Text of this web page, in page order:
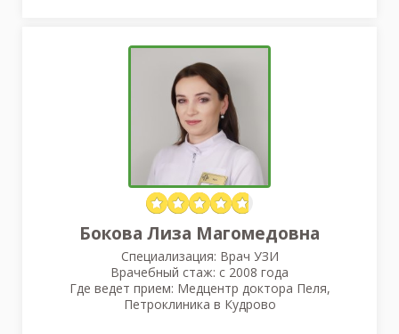
Бокова Лиза Магомедовна
Специализация: Врач УЗИ
Врачебный стаж: с 2008 года
Где ведет прием: Медцентр доктора Пеля,
Петроклиника в Кудрово